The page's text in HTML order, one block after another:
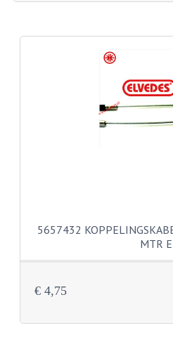
CADEAUTIPS
FRAME
MOTOR
5657432
MTR
€ 4,75